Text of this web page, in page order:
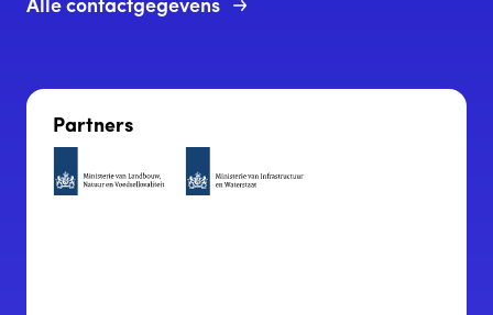
Alle contactgegevens
Partners